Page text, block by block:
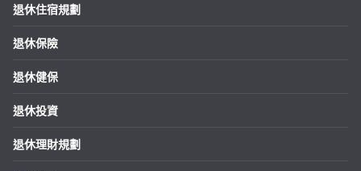
退休住宿規劃
退休保險
退休健保
退休投資
退休理財規劃